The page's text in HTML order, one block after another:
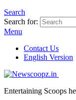
Search
Search for:
Menu
Contact Us
English Version
Entertaining Scoops